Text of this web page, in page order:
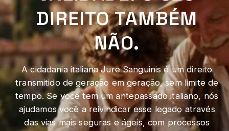
DIREITO TAMBÉM
NÃO.
A cidadania italiana Jure Sanguinis é um direito
transmitido de geração em geração, sem limite de
tempo. Se você tem um antepassado italiano, nós
ajudamos você a reivindicar esse legado através
das vias mais seguras e ágeis, com processos